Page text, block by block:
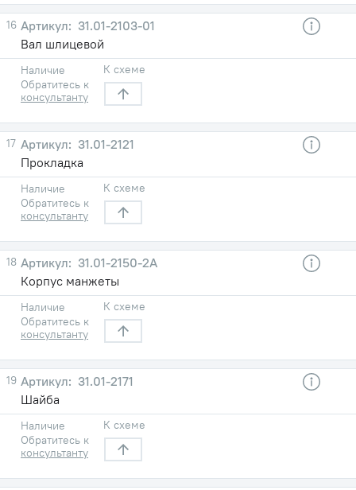
16
31.01-2103-01
Вал шлицевой
Наличие
Обратитесь к
консультанту
К схеме
17
31.01-2121
Прокладка
Наличие
Обратитесь к
консультанту
К схеме
18
31.01-2150-2А
Корпус манжеты
Наличие
Обратитесь к
консультанту
К схеме
19
31.01-2171
Шайба
Наличие
Обратитесь к
консультанту
К схеме